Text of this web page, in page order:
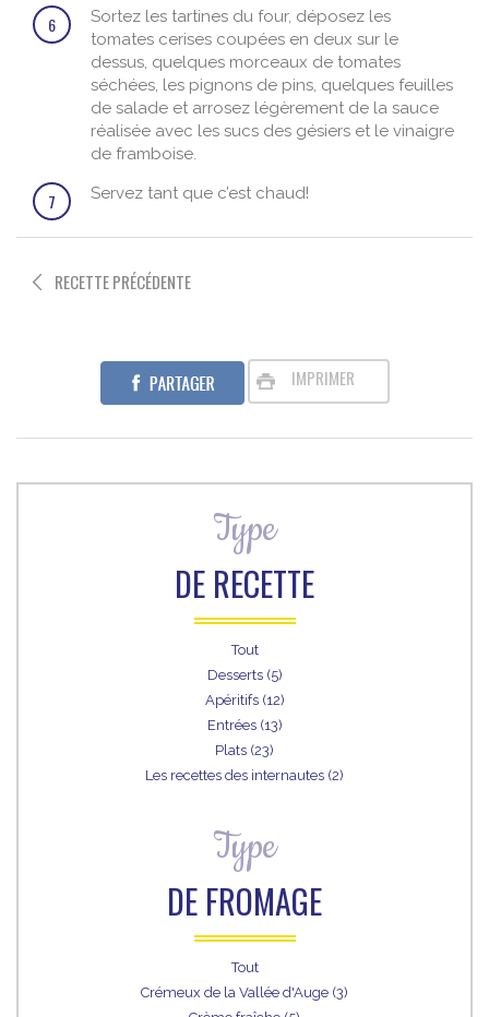
6
Sortez les tartines du four, déposez les
tomates cerises coupées en deux sur le
dessus, quelques morceaux de tomates
séchées, les pignons de pins, quelques feuilles
de salade et arrosez légèrement de la sauce
réalisée avec les sucs des gésiers et le vinaigre
de framboise.
7 Servez tant que c’est chaud!
RECETTE PRÉCÉDENTE
IMPRIMER
Type
DE RECETTE
Tout
Desserts (5)
Apéritifs (12)
Entrées (13)
Plats (23)
Les recettes des internautes (2)
Type
DE FROMAGE
Tout
Crémeux de la Vallée d'Auge (3)